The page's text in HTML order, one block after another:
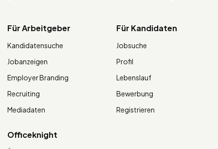
Für Arbeitgeber
Kandidatensuche
Jobanzeigen
Employer Branding
Recruiting
Mediadaten
Für Kandidaten
Jobsuche
Profil
Lebenslauf
Bewerbung
Registrieren
Officeknight